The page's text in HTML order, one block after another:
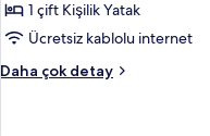
fazla
detay
(Breakfast
included
5,000
1 çift Kişilik Yatak
Ücretsiz kablolu internet
Daha çok detay
[Breakfast